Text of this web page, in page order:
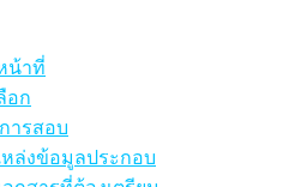
น้าที่
อก
ารสอบ
ล่งข้อมูลประกอบ